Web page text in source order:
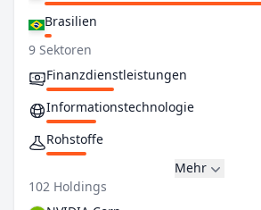
Brasilien
9 Sektoren
Finanzdienstleistungen
Informationstechnologie
Rohstoffe
Mehr
102 Holdings